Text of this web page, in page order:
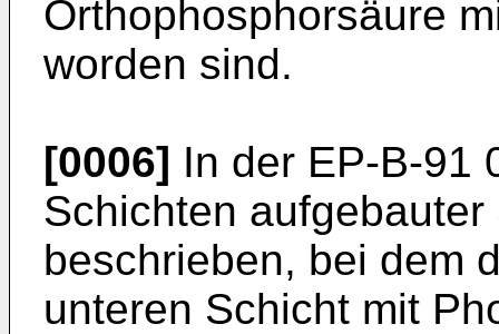
Orthophosphorsäure
worden sind.
[0006] In der EP-B-91
Schichten
beschrieben, bei dem
unteren Schicht mit